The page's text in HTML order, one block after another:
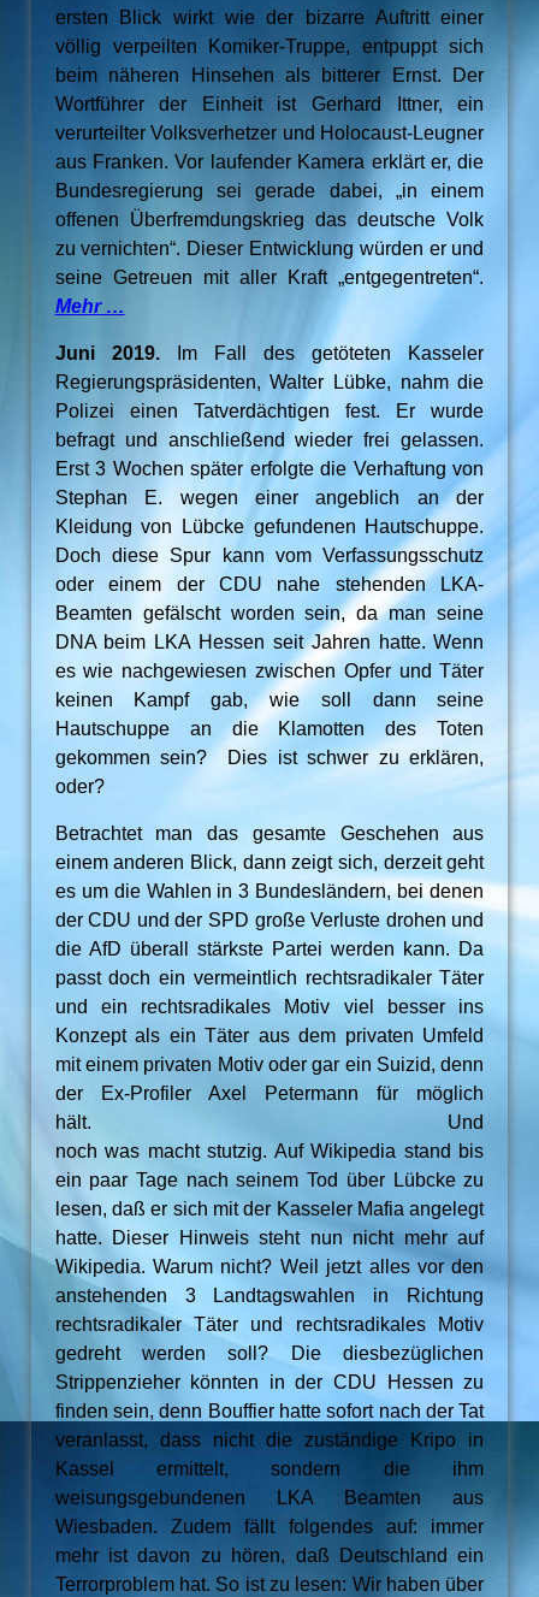
ersten Blick wirkt wie der bizarre Auftritt einer
völlig verpeilten Komiker-Truppe, entpuppt sich
beim näheren Hinsehen als bitterer Ernst. Der
Wortführer der Einheit ist Gerhard Ittner, ein
verurteilter Volksverhetzer und Holocaust-Leugner
aus Franken. Vor laufender Kamera erklärt er, die
Bundesregierung sei gerade dabei, „in einem
offenen Überfremdungskrieg das deutsche Volk
zu vernichten“. Dieser Entwicklung würden er und
seine Getreuen mit aller Kraft „entgegentreten“.
Mehr …
Juni 2019.Im Fall des getöteten Kasseler
Regierungspräsidenten, Walter Lübke, nahm die
Polizei einen Tatverdächtigen fest. Er wurde
befragt und anschließend wieder frei gelassen.
Erst 3 Wochen später erfolgte die Verhaftung von
Stephan E. wegen einer angeblich an der
Kleidung von Lübcke gefundenen Hautschuppe.
Doch diese Spur kann vom Verfassungsschutz
oder einem der CDU nahe stehenden LKA-
Beamten gefälscht worden sein, da man seine
DNA beim LKA Hessen seit Jahren hatte. Wenn
es wie nachgewiesen zwischen Opfer und Täter
keinen Kampf gab, wie soll dann seine
Hautschuppe an die Klamotten des Toten
gekommen sein? Dies ist schwer zu erklären,
oder?
Betrachtet man das gesamte Geschehen aus
einem anderen Blick, dann zeigt sich, derzeit geht
es um die Wahlen in 3 Bundesländern, bei denen
der CDU und der SPD große Verluste drohen und
die AfD überall stärkste Partei werden kann. Da
passt doch ein vermeintlich rechtsradikaler Täter
und ein rechtsradikales Motiv viel besser ins
Konzept als ein Täter aus dem privaten Umfeld
mit einem privaten Motiv oder gar ein Suizid, denn
der Ex-Profiler Axel Petermann für möglich
hält. Und
noch was macht stutzig. Auf Wikipedia stand bis
ein paar Tage nach seinem Tod über Lübcke zu
lesen, daß er sich mit der Kasseler Mafia angelegt
hatte. Dieser Hinweis steht nun nicht mehr auf
Wikipedia. Warum nicht? Weil jetzt alles vor den
anstehenden 3 Landtagswahlen in Richtung
rechtsradikaler Täter und rechtsradikales Motiv
gedreht werden soll? Die diesbezüglichen
Strippenzieher könnten in der CDU Hessen zu
finden sein, denn Bouffier hatte sofort nach der Tat
veranlasst, dass nicht die zuständige Kripo in
Kassel ermittelt, sondern die ihm
weisungsgebundenen LKA Beamten aus
Wiesbaden. Zudem fällt folgendes auf: immer
mehr ist davon zu hören, daß Deutschland ein
Terrorproblem hat. So ist zu lesen: Wir haben über